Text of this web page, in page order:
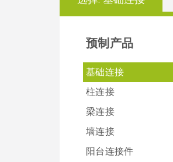
预制产品
基础连接
柱连接
梁连接
墙连接
阳台连接件